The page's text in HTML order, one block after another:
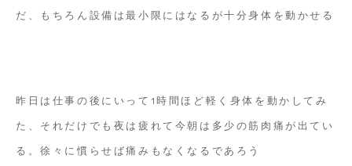
だ、もちろん設備は最小限にはなるが十分身体を動かせる
昨日は仕事の後にいって1時間ほど軽く身体を動かしてみ
た、それだけでも夜は疲れて今朝は多少の筋肉痛が出てい
る。徐々に慣らせば痛みもなくなるであろう